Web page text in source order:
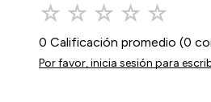
☆ ☆ ☆ ☆ ☆
0 Calificación promedio (0
Por favor, inicia sesión para